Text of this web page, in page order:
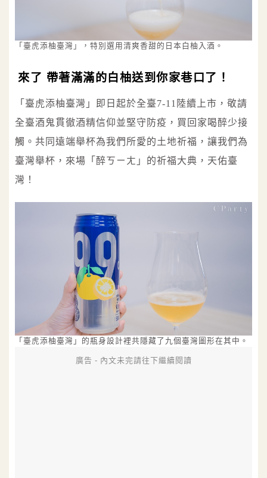
「臺虎添柚臺灣」，特別選用清爽香甜的日本白柚入酒。
來了 帶著滿滿的白柚送到你家巷口了！
「臺虎添柚臺灣」即日起於全臺7-11陸續上市，敬請
全臺酒鬼貫徹酒精信仰並堅守防疫，買回家喝醉少接
觸。共同遠端舉杯為我們所愛的土地祈福，讓我們為
臺灣舉杯，來場「醉ㄎㄧㄤ」的祈福大典，天佑臺
灣！
「臺虎添柚臺灣」的瓶身設計裡共隱藏了九個臺灣圖形在其中。
廣告 - 內文未完請往下繼續閱讀